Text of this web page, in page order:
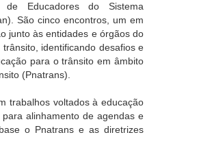
de Educadores do Sistema
São cinco encontros, um em
junto às entidades e órgãos do
identificando desafios e
para o trânsito em âmbito
(Pnatrans).
trabalhos voltados à educação
alinhamento de agendas e
o Pnatrans e as diretrizes